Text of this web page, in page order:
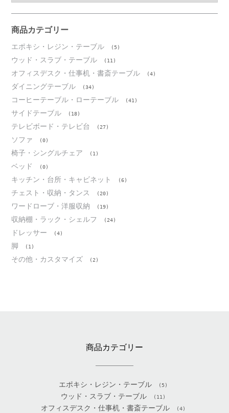
ブ
商品カテゴリー
エポキシ・レジン・テーブル (5)
ウッド・スラブ・テーブル (11)
オフィスデスク・仕事机・書斎テーブル (4)
ダイニングテーブル (34)
コーヒーテーブル・ローテーブル (41)
サイドテーブル (18)
テレビボード・テレビ台 (27)
ソファ (0)
椅子・シングルチェア (1)
ベッド (0)
キッチン・台所・キャビネット (6)
チェスト・収納・タンス (20)
ワードローブ・洋服収納 (19)
収納棚・ラック・シェルフ (24)
ドレッサー (4)
脚 (1)
その他・カスタマイズ (2)
商品カテゴリー
エポキシ・レジン・テーブル (5)
ウッド・スラブ・テーブル (11)
オフィスデスク・仕事机・書斎テーブル (4)